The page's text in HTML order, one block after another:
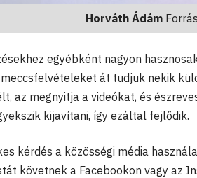
Horváth Ádám
egyébként nagyon
át tudjuk nekik
az megnyitja a videókat, és
kijavítani, így ezáltal fejlődik.
kérdés a közösségi média
követnek a Facebookon vagy az